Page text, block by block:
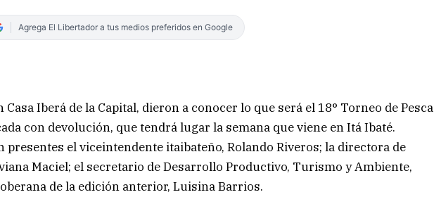
Agrega El Libertador a tus medios preferidos en Google
Iberá de la Capital, dieron a conocer lo que será el 18° Torneo de Pesca
con devolución, que tendrá lugar la semana que viene en Itá Ibaté.
presentes el viceintendente itaibateño, Rolando Riveros; la directora de
Maciel; el secretario de Desarrollo Productivo, Turismo y Ambiente,
de la edición anterior, Luisina Barrios.